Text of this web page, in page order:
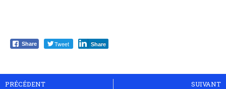
Share Tweet Share
PRÉCÉDENT SUIVANT